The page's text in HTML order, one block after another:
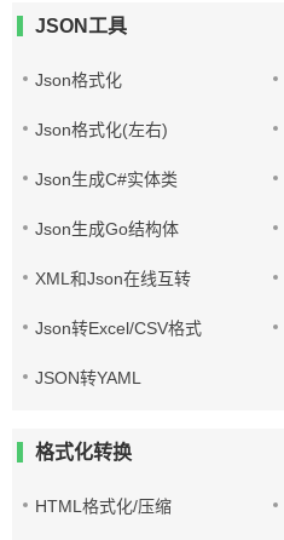
JSON工具
Json格式化
Json格式化(左右)
Json生成C#实体类
Json生成Go结构体
XML和Json在线互转
Json转Excel/CSV格式
JSON转YAML
格式化转换
HTML格式化/压缩